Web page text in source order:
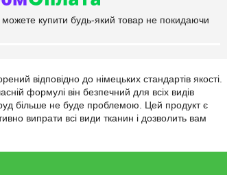
можете купити будь-який товар не покидаючи
відповідно до німецьких стандартів якості.
формулі він безпечний для всіх видів
більше не буде проблемою. Цей продукт є
випрати всі види тканин і дозволить вам